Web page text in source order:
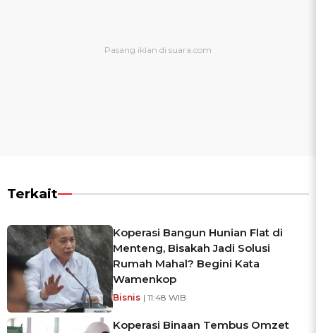
Terkait
Koperasi Bangun Hunian Flat di
Menteng, Bisakah Jadi Solusi
Rumah Mahal? Begini Kata
Wamenkop
Bisnis | 11:48 WIB
Koperasi Binaan Tembus Omzet